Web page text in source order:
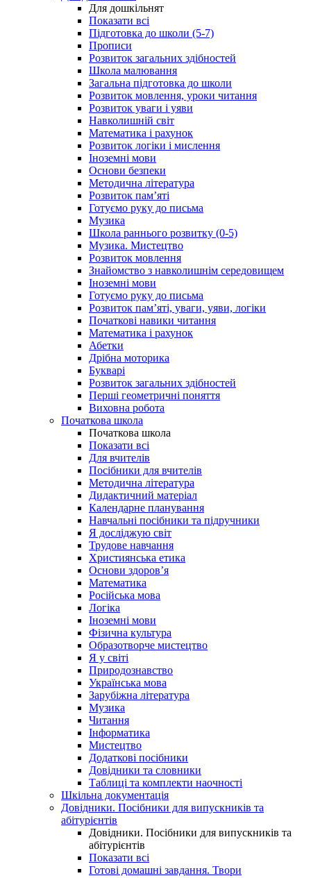
Для дошкільнят
Показати всі
Підготовка до школи (5-7)
Прописи
Розвиток загальних здібностей
Школа малювання
Загальна підготовка до школи
Розвиток мовлення, уроки читання
Розвиток уваги і уяви
Навколишній світ
Математика і рахунок
Розвиток логіки і мислення
Іноземні мови
Основи безпеки
Методична література
Розвиток пам’яті
Готуємо руку до письма
Музика
Школа раннього розвитку (0-5)
Музика. Мистецтво
Розвиток мовлення
Знайомство з навколишнім середовищем
Іноземні мови
Готуємо руку до письма
Розвиток пам’яті, уваги, уяви, логіки
Початкові навики читання
Математика і рахунок
Абетки
Дрібна моторика
Букварі
Розвиток загальних здібностей
Перші геометричні поняття
Виховна робота
Початкова школа
Початкова школа
Показати всі
Для вчителів
Посібники для вчителів
Методична література
Дидактичний матеріал
Календарне планування
Навчальні посібники та підручники
Я досліджую світ
Трудове навчання
Християнська етика
Основи здоров’я
Математика
Російська мова
Логіка
Іноземні мови
Фізична культура
Образотворче мистецтво
Я у світі
Природознавство
Українська мова
Зарубіжна література
Музика
Читання
Інформатика
Мистецтво
Додаткові посібники
Довідники та словники
Таблиці та комплекти наочності
Шкільна документація
Довідники. Посібники для випускників та
абітурієнтів
Довідники. Посібники для випускників та
абітурієнтів
Показати всі
Готові домашні завдання. Твори